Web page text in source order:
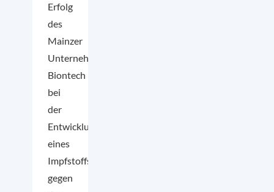
Erfolg
des
Mainzer
Unternehmens
Biontech
bei
der
Entwicklung
eines
Impfstoffs
gegen